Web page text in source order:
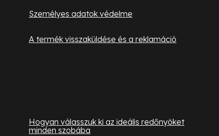
Személyes adatok védelme
A termék visszaküldése és a reklamáció
Hogyan válasszuk ki az ideális redőnyöket
minden szobába